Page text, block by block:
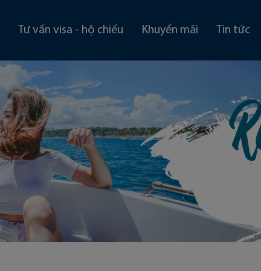
Tư vấn visa - hộ chiếu Khuyến mãi Tin tức